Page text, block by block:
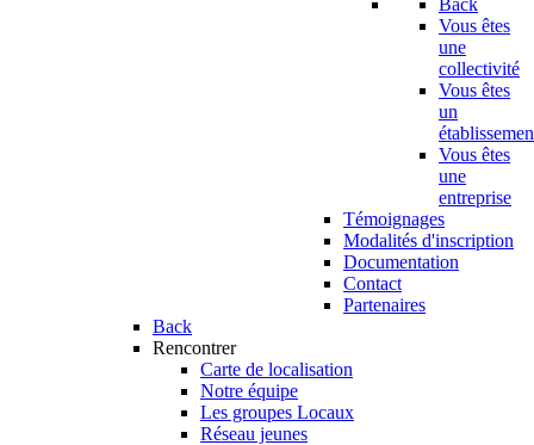
Back
Vous êtes
une
collectivité
Vous êtes
un
Vous êtes
une
entreprise
Témoignages
Modalités d'inscription
Documentation
Contact
Partenaires
Back
Rencontrer
Carte de localisation
Notre équipe
Les groupes Locaux
Réseau jeunes